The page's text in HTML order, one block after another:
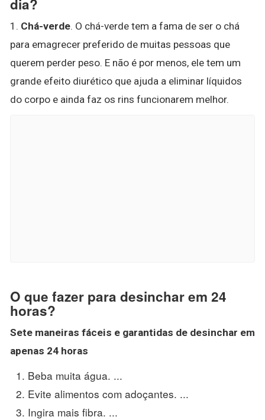
dia?
1. Chá-verde. O chá-verde tem a fama de ser o chá
para emagrecer preferido de muitas pessoas que
querem perder peso. E não é por menos, ele tem um
grande efeito diurético que ajuda a eliminar líquidos
do corpo e ainda faz os rins funcionarem melhor.
O que fazer para desinchar em 24
horas?
Sete maneiras fáceis e garantidas de desinchar em
apenas 24 horas
Beba muita água. ...
Evite alimentos com adoçantes. ...
Ingira mais fibra. ...